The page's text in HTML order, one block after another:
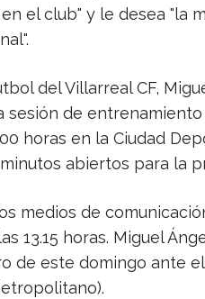
el club" y le desea "la
del Villarreal CF,
sesión de
horas en la Ciudad
abiertos para la
medios de
13.15 horas. Miguel
de este domingo ante